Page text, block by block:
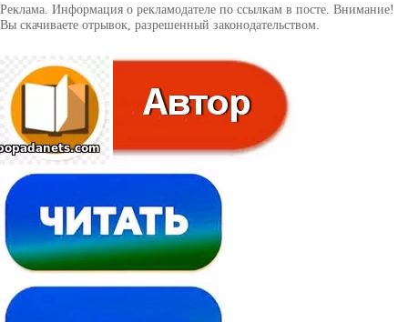
Реклама. Информация о рекламодателе по ссылкам в посте. Внимание!
Вы скачиваете отрывок, разрешенный законодательством.